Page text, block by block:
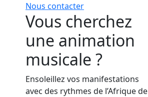
Nous contacter
Vous cherchez
une animation
musicale ?
Ensoleillez vos manifestations
avec des rythmes de l’Afrique de